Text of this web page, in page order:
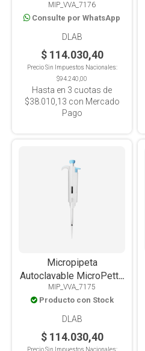
Plus Volumen Variable
100-1000ul
MIP_VVA_7176
Consulte por WhatsApp
DLAB
$ 114.030,40
Precio Sin Impuestos Nacionales:
$94.240,00
Hasta en 3 cuotas de
$38.010,13 con Mercado
Pago
Micropipeta
Autoclavable MicroPette
Plus Volumen Variable
20-200ul
MIP_VVA_7175
Producto con Stock
DLAB
$ 114.030,40
Precio Sin Impuestos Nacionales: